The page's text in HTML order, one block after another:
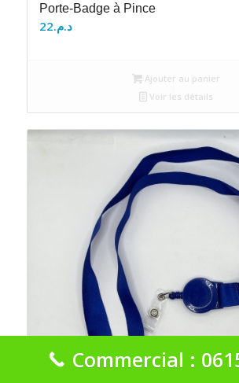
Porte-Badge à Pince
د.م.22
Ajouter au panier
Voir les détails
Commercial :